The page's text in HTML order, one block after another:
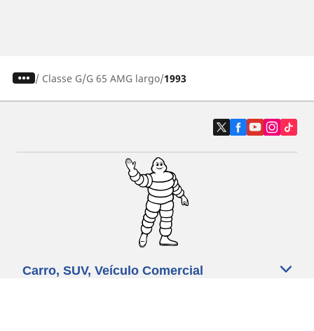
/ Classe G G 65 AMG largo 1993
Carro, SUV, Veículo Comercial